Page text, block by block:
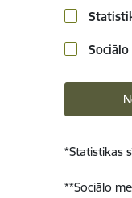
*Statistikas
**Sociālo